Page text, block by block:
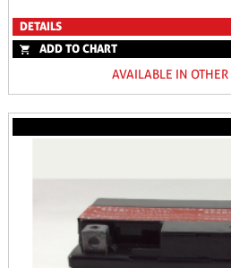
DETAILS
ADD TO CHART
AVAILABLE IN